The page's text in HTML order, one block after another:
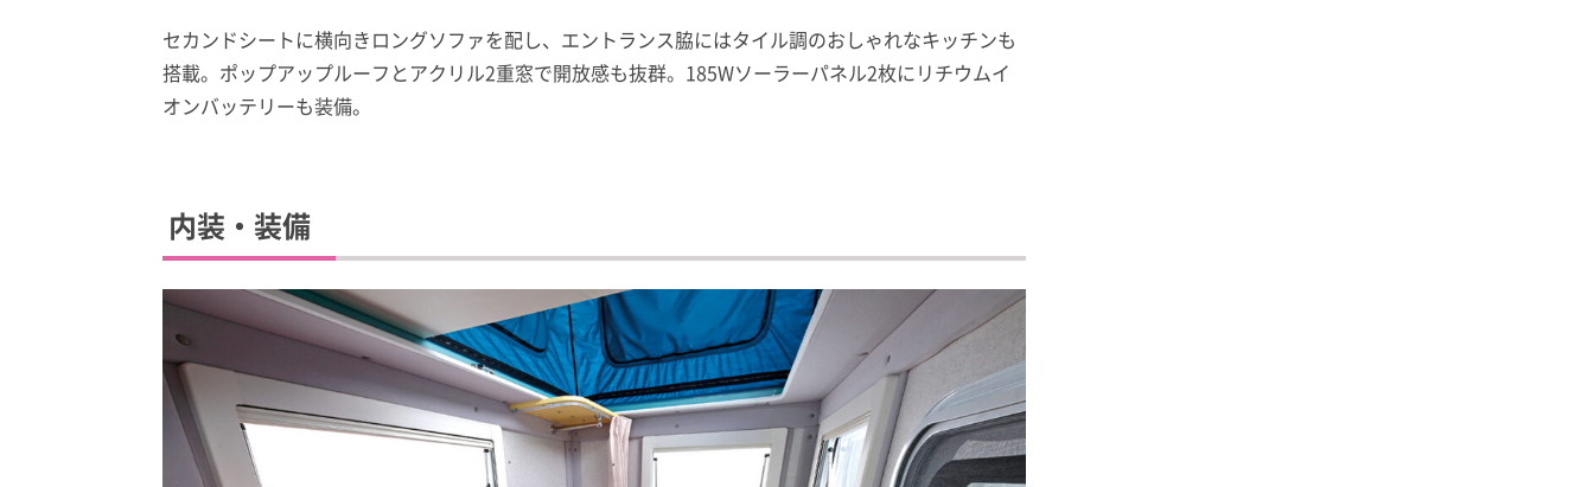
セカンドシートに横向きロングソファを配し、エントランス脇にはタイル調のおしゃれなキッチンも
搭載。ポップアップルーフとアクリル2重窓で開放感も抜群。185Wソーラーパネル2枚にリチウムイ
オンバッテリーも装備。
内装・装備